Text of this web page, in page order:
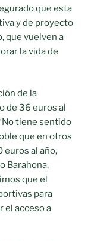
que esta
y de proyecto
que vuelven a
la vida de
de la
de 36 euros al
tiene sentido
que en otros
al año,
Barahona,
que el
para
el acceso a